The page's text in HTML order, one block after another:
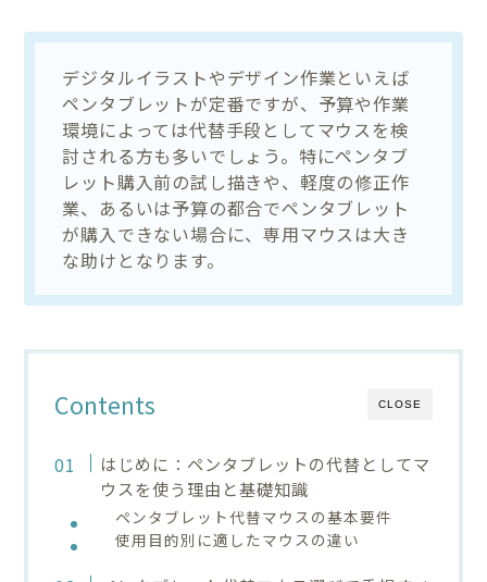
デジタルイラストやデザイン作業といえば
ペンタブレットが定番ですが、予算や作業
環境によっては代替手段としてマウスを検
討される方も多いでしょう。特にペンタブ
レット購入前の試し描きや、軽度の修正作
業、あるいは予算の都合でペンタブレット
が購入できない場合に、専用マウスは大き
な助けとなります。
CLOSE
Contents
はじめに：ペンタブレットの代替としてマ
ウスを使う理由と基礎知識
ペンタブレット代替マウスの基本要件
使用目的別に適したマウスの違い